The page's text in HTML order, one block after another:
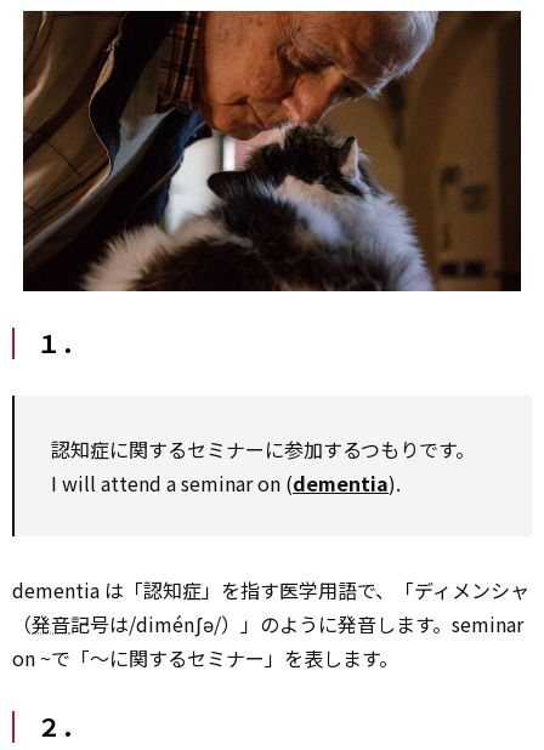
１．
認知症に関するセミナーに参加するつもりです。
I will attend a seminar on (dementia).
dementia は「認知症」を指す医学用語で、「ディメンシャ
（発音記号は/diménʃə/）」のように発音します。seminar
on ~で「～に関するセミナー」を表します。
２．